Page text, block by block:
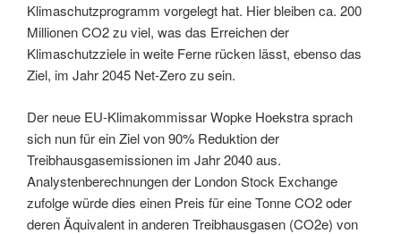
Klimaschutzprogramm vorgelegt hat. Hier bleiben ca. 200
Millionen CO2 zu viel, was das Erreichen der
Klimaschutzziele in weite Ferne rücken lässt, ebenso das
Ziel, im Jahr 2045 Net-Zero zu sein.
Der neue EU-Klimakommissar Wopke Hoekstra sprach
sich nun für ein Ziel von 90% Reduktion der
Treibhausgasemissionen im Jahr 2040 aus.
Analystenberechnungen der London Stock Exchange
zufolge würde dies einen Preis für eine Tonne CO2 oder
deren Äquivalent in anderen Treibhausgasen (CO2e) von